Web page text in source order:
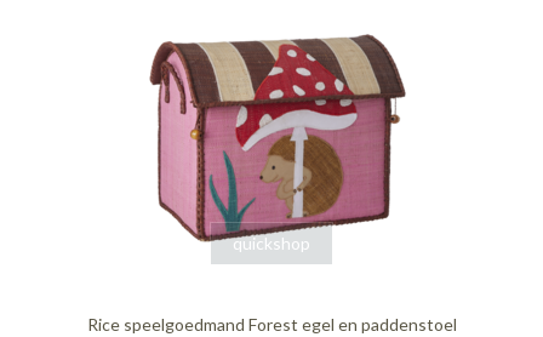
quickshop
Rice speelgoedmand Forest egel en paddenstoel